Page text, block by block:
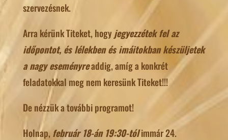
szervezésnek.
Arra kérünk Titeket, hogyjegyezzétek fel az
időpontot, és lélekben és imáitokban készüljetek
a nagy eseményreaddig, amíg a konkrét
feladatokkal meg nem keresünk Titeket!!!
De nézzük a további programot!
Holnap,február 18-án 19:30-tólimmár 24.